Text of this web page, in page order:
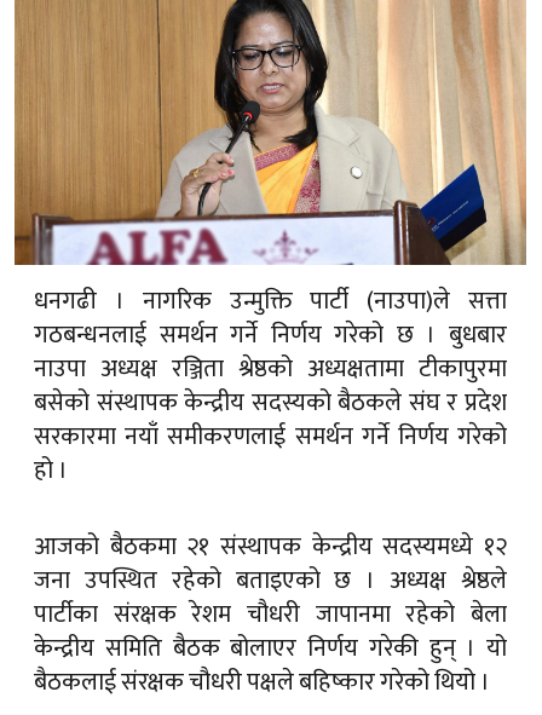
धनगढी । नागरिक उन्मुक्ति पार्टी (नाउपा)ले सत्ता
गठबन्धनलाई समर्थन गर्ने निर्णय गरेको छ । बुधबार
नाउपा अध्यक्ष रञ्जिता श्रेष्ठको अध्यक्षतामा टीकापुरमा
बसेको संस्थापक केन्द्रीय सदस्यको बैठकले संघ र प्रदेश
सरकारमा नयाँ समीकरणलाई समर्थन गर्ने निर्णय गरेको
हो ।
आजको बैठकमा २१ संस्थापक केन्द्रीय सदस्यमध्ये १२
जना उपस्थित रहेको बताइएको छ । अध्यक्ष श्रेष्ठले
पार्टीका संरक्षक रेशम चौधरी जापानमा रहेको बेला
केन्द्रीय समिति बैठक बोलाएर निर्णय गरेकी हुन् । यो
बैठकलाई संरक्षक चौधरी पक्षले बहिष्कार गरेको थियो ।